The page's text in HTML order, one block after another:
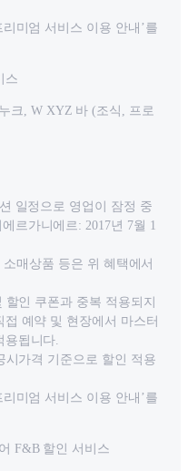
미엄 서비스 이용 안내’를
스
크, W XYZ 바 (조식, 프로
일정으로 영업이 잠정 중
르가니에르: 2017년 7월 1
매상품 등은 위 혜택에서
인 쿠폰과 중복 적용되지
예약 및 현장에서 마스터
용됩니다.
가격 기준으로 할인 적용
미엄 서비스 이용 안내’를
F&B 할인 서비스